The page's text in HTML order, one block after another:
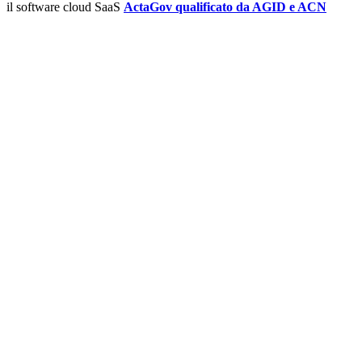
il software cloud SaaS ActaGov qualificato da AGID e ACN